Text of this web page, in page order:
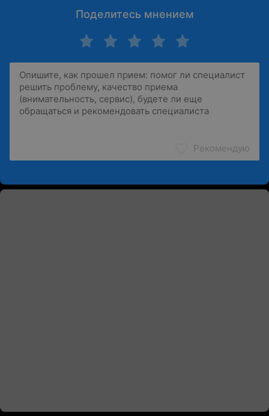
Поделитесь мнением
Рекомендую